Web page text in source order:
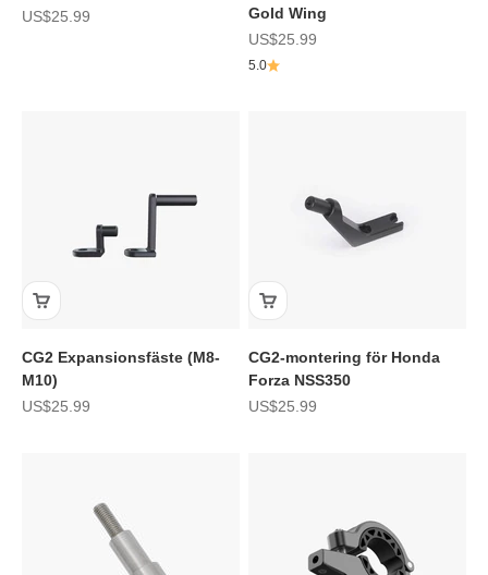
REA-pris
US$25.99
Gold Wing
REA-pris
US$25.99
5.0
CG2 Expansionsfäste (M8-
M10)
REA-pris
US$25.99
CG2-montering för Honda
Forza NSS350
REA-pris
US$25.99